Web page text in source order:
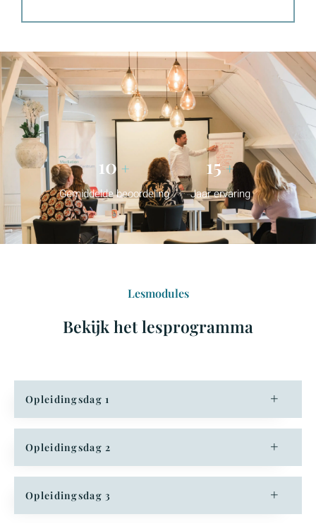
9.2 +
Gemiddelde beoordeling
15 +
Jaar ervaring
Lesmodules
Bekijk het lesprogramma
Opleidingsdag 1
Opleidingsdag 2
Opleidingsdag 3